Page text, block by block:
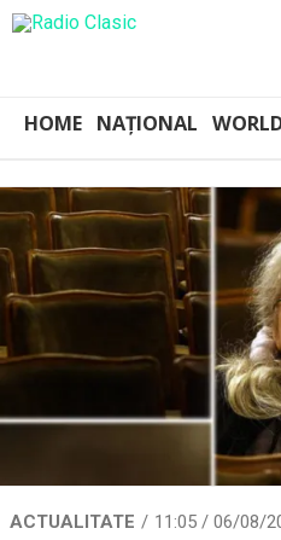
HOME NAȚIONAL
ACTUALITATE 11:05 / 06/08/